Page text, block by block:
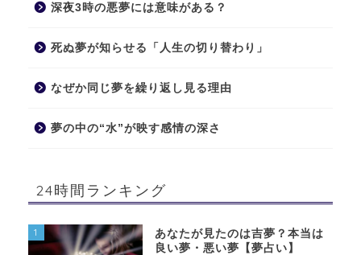
深夜3時の悪夢には意味がある？
死ぬ夢が知らせる「人生の切り替わり」
なぜか同じ夢を繰り返し見る理由
夢の中の“水”が映す感情の深さ
24時間ランキング
1
あなたが見たのは吉夢？本当は
良い夢・悪い夢【夢占い】